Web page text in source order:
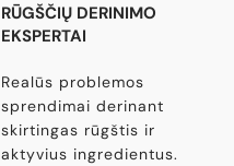
RŪGŠČIŲ DERINIMO
EKSPERTAI
Realūs problemos
sprendimai derinant
skirtingas rūgštis ir
aktyvius ingredientus.